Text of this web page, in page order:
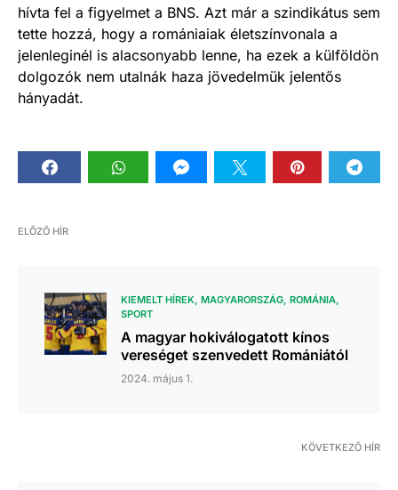
hívta fel a figyelmet a BNS. Azt már a szindikátus sem
tette hozzá, hogy a romániaiak életszínvonala a
jelenleginél is alacsonyabb lenne, ha ezek a külföldön
dolgozók nem utalnák haza jövedelmük jelentős
hányadát.
ELŐZŐ HÍR
KIEMELT HÍREK MAGYARORSZÁG ROMÁNIA
SPORT
A magyar hokiválogatott kínos
vereséget szenvedett Romániától
2024. május 1.
KÖVETKEZŐ HÍR